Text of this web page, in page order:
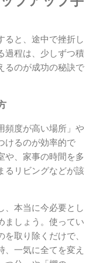
ると、途中で挫折し
過程は、少しずつ積
るのが成功の秘訣で
頻度が高い場所」や
けるのが効率的で
や、家事の時間を多
るリビングなどが該
、本当に今必要とし
ましょう。使ってい
取り除くだけで、
、一気に全てを変え